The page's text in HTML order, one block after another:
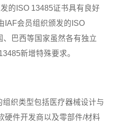
的ISO 13485证书具有良好
IAF会员组织颁发的ISO
巴西等国家虽然各有独立
新增特殊要求。
组织类型包括医疗器械设计与
硬件开发商以及零部件/材料